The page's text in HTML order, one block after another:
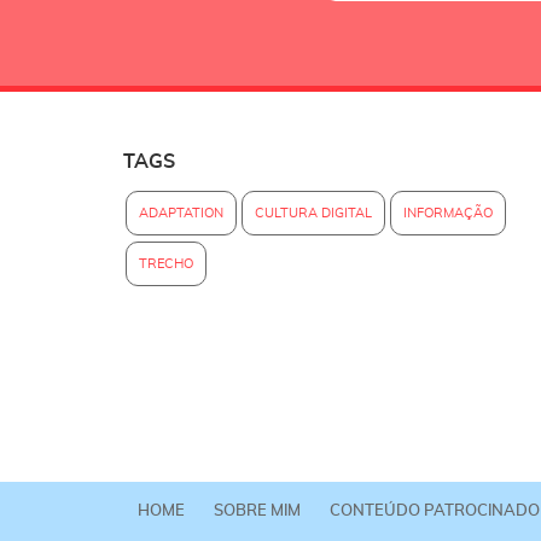
TAGS
ADAPTATION CULTURA DIGITAL INFORMAÇÃO
TRECHO
HOME SOBRE MIM CONTEÚDO PATROCINADO